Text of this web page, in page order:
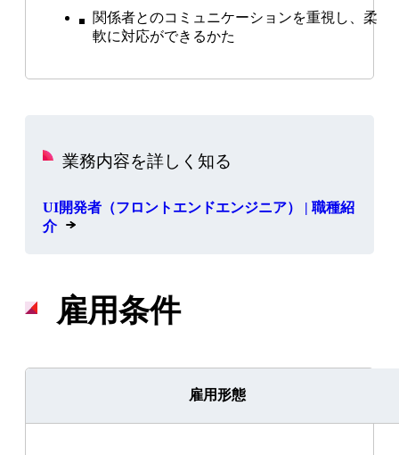
関係者とのコミュニケーションを重視し、柔
軟に対応ができるかた
業務内容を詳しく知る
UI開発者（フロントエンドエンジニア） | 職種紹
介
雇用条件
雇用形態